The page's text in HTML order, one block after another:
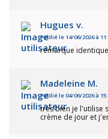
Hugues v.
Publié le 14/06/2026 à
remarque
Madeleine M.
Publié le 04/06/2026 à
très bien je l'utilise
crème de jour et